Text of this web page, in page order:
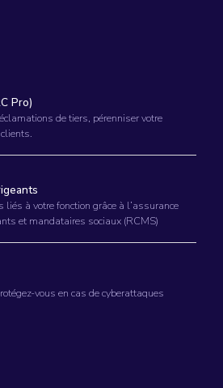
Pro)
de tiers, pérenniser votre
liés à votre fonction grâce à l’assurance
et mandataires sociaux (RCMS)
vous en cas de cyberattaques